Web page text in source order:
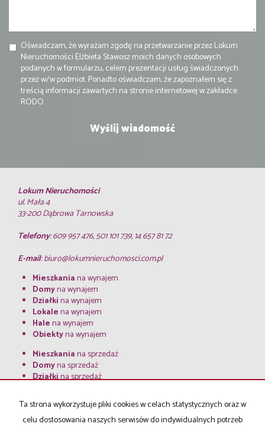
Oświadczam, że wyrażam zgodę na przetwarzanie przez Lokum
Nieruchomości Elżbieta Stawosz moich danych osobowych
podanych w formularzu, celem prezentacji usług świadczonych
przez w/w podmiot. Ponadto oświadczam, że zapoznałem się z
treścią informacji zawartych na stronie internetowej w zakładce
RODO.
Lokum Nieruchomości
ul. Mała 4
33-200 Dąbrowa Tarnowska
Telefony: 609 957 476, 501 101 739, 14 657 81 72
E-mail:biuro@lokumnieruchomosci.com.pl
Mieszkaniana wynajem
Domyna wynajem
Działkina wynajem
Lokalena wynajem
Halena wynajem
Obiektyna wynajem
Mieszkaniana sprzedaż
Domyna sprzedaż
Działkina sprzedaż
Halena sprzedaż
Obiektyna sprzedaż
Ta strona wykorzystuje pliki cookies w celach statystycznych oraz w
celu dostosowania naszych serwisów do indywidualnych potrzeb